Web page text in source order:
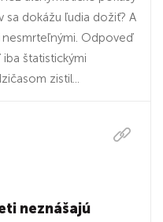
sa dokážu ľudia dožiť? A
Odpoveď
štatistickými
zistil...
neznášajú